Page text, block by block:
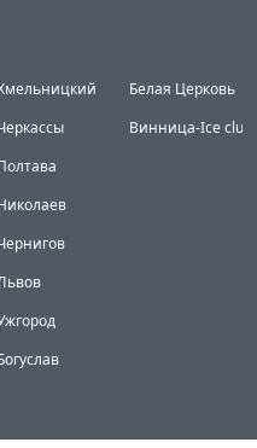
Белая Церковь
Винница-Ice club